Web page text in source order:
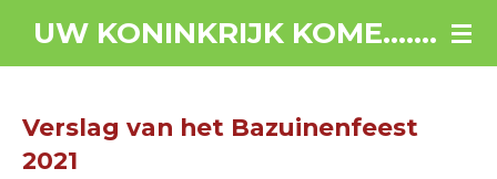
hoofdinhoud
UW KONINKRIJK KOME.......
Verslag van het Bazuinenfeest
2021